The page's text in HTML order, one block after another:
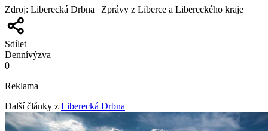
Zdroj: Liberecká Drbna | Zprávy z Liberce a Libereckého kraje
Sdílet
Dennívýzva
0
Reklama
Další články z Liberecká Drbna